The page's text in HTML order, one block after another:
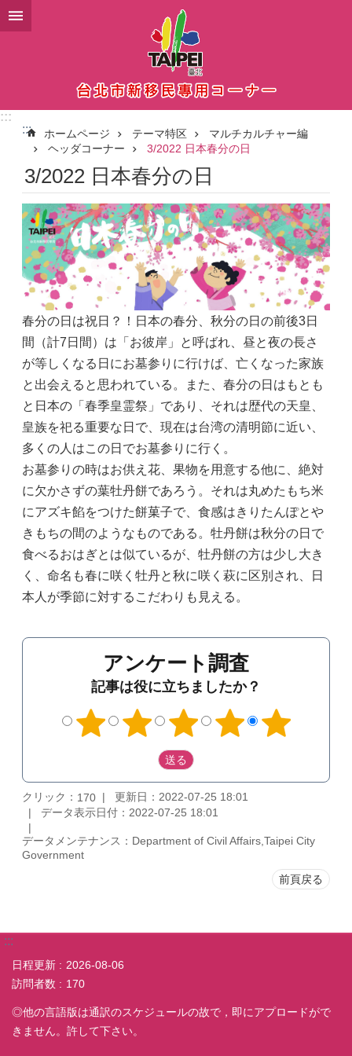
メインコンテンツブロックにスキップ
:::
:::
ホームページ テーマ特区
マルチカルチャー編
ヘッダコーナー
3/2022 日本春分の日
3/2022 日本春分の日
春分の日は祝日？！日本の春分、秋分の日の前後3日
間（計7日間）は「お彼岸」と呼ばれ、昼と夜の長さ
が等しくなる日にお墓参りに行けば、亡くなった家族
と出会えると思われている。また、春分の日はもとも
と日本の「春季皇霊祭」であり、それは歴代の天皇、
皇族を祀る重要な日で、現在は台湾の清明節に近い、
多くの人はこの日でお墓参りに行く。
お墓参りの時はお供え花、果物を用意する他に、絶対
に欠かさずの葉牡丹餅であろう。それは丸めたもち米
にアズキ餡をつけた餅菓子で、食感はきりたんぽとや
きもちの間のようなものである。牡丹餅は秋分の日で
食べるおはぎとは似ているが、牡丹餅の方は少し大き
く、命名も春に咲く牡丹と秋に咲く萩に区別され、日
本人が季節に対するこだわりも見える。
アンケート調査
記事は役に立ちましたか？
クリック： 170
更新日：2022-07-25 18:01
データ表示日付：2022-07-25 18:01
データメンテナンス：Department of Civil Affairs,Taipei City
Government
前頁戻る
:::
日程更新
2026-08-06
訪問者数
170
◎他の言語版は通訳のスケジュールの故で，即にアプロードがで
きません。許して下さい。